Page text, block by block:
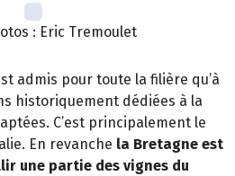
: Eric Tremoulet
admis pour toute la filière qu’à
historiquement dédiées à la
C’est principalement le
En revanche la Bretagne est
une partie des vignes du